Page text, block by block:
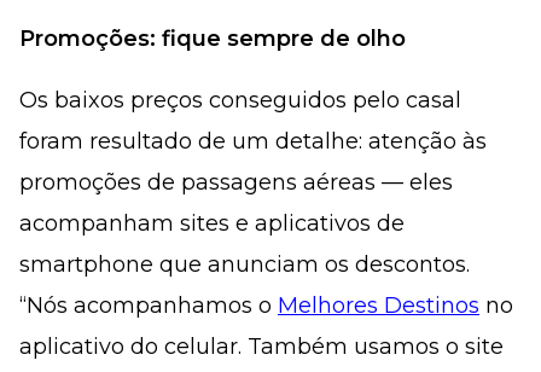
Promoções: fique sempre de olho
Os baixos preços conseguidos pelo casal
foram resultado de um detalhe: atenção às
promoções de passagens aéreas — eles
acompanham sites e aplicativos de
smartphone que anunciam os descontos.
“Nós acompanhamos o Melhores Destinos no
aplicativo do celular. Também usamos o site